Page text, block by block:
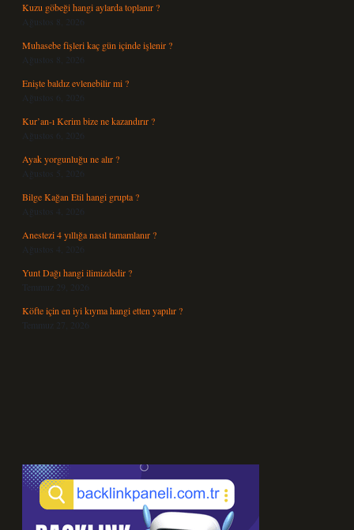
Kuzu göbeği hangi aylarda toplanır ?
Ağustos 8, 2026
Muhasebe fişleri kaç gün içinde işlenir ?
Ağustos 8, 2026
Enişte baldız evlenebilir mi ?
Ağustos 6, 2026
Kur’an-ı Kerim bize ne kazandırır ?
Ağustos 6, 2026
Ayak yorgunluğu ne alır ?
Ağustos 5, 2026
Bilge Kağan Etil hangi grupta ?
Ağustos 4, 2026
Anestezi 4 yıllığa nasıl tamamlanır ?
Ağustos 4, 2026
Yunt Dağı hangi ilimizdedir ?
Temmuz 29, 2026
Köfte için en iyi kıyma hangi etten yapılır ?
Temmuz 27, 2026